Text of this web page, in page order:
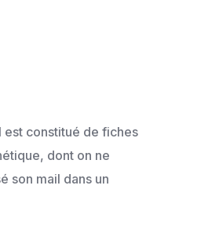
constitué de fiches
dont on ne
son mail dans un